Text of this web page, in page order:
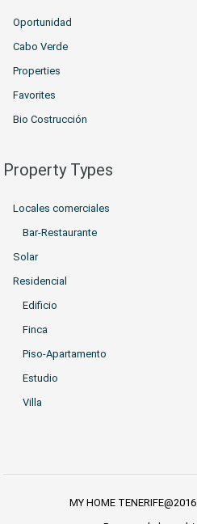
Oportunidad
Cabo Verde
Properties
Favorites
Bio Costrucción
Property Types
Locales comerciales
Bar-Restaurante
Solar
Residencial
Edificio
Finca
Piso-Apartamento
Estudio
Villa
MY HOME